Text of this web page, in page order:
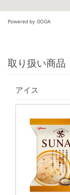
Powered by GOGA
取り扱い商品
アイス